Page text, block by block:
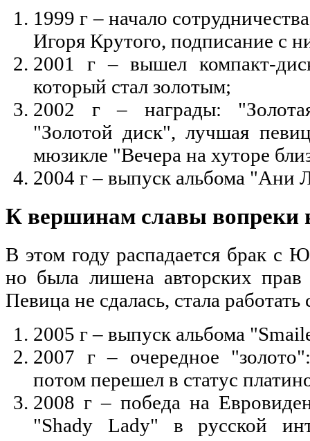
1999 г – начало
Игоря Крутого, подписание с
2001 г – вышел компакт-
который стал золотым;
2002 г – награды:
"Золотой диск", лучшая
мюзикле "Вечера на хуторе
2004 г – выпуск альбома "Ани
К вершинам славы вопреки
В этом году распадается брак с
но была лишена авторских
Певица не сдалась, стала
2005 г – выпуск альбома
2007 г – очередное
потом перешел в статус
2008 г – победа на
"Shady Lady" в русской